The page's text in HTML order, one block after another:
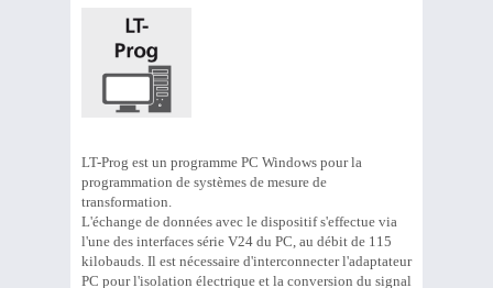
LT-Prog est un programme PC Windows pour la
programmation de systèmes de mesure de
transformation.
L'échange de données avec le dispositif s'effectue via
l'une des interfaces série V24 du PC, au débit de 115
kilobauds. Il est nécessaire d'interconnecter l'adaptateur
PC pour l'isolation électrique et la conversion du signal